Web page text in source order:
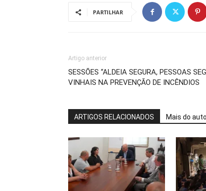
PARTILHAR
Artigo anterior
SESSÕES “ALDEIA SEGURA, PESSOAS
VINHAIS NA PREVENÇÃO DE INCÊNDIOS
ARTIGOS RELACIONADOS Mais do